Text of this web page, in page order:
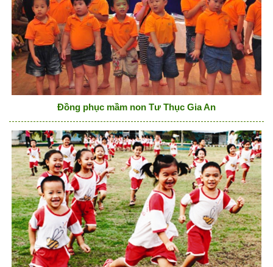
Đồng phục mầm non Tư Thục Gia An